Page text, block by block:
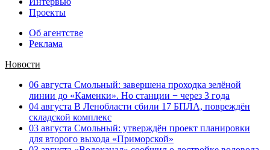
Проекты
Об агентстве
Реклама
Новости
06 августа Смольный: завершена проходка зелёной
линии до «Каменки». Но станции − через 3 года
04 августа В Ленобласти сбили 17 БПЛА, повреждён
складской комплекс
03 августа Смольный: утверждён проект планировки
для второго выхода «Приморской»